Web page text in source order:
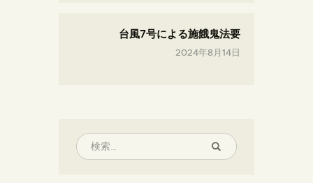
台風7号による施餓鬼法要
2024年8月14日